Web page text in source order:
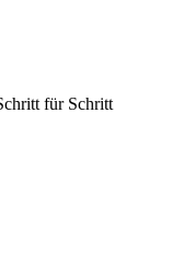
für Schritt